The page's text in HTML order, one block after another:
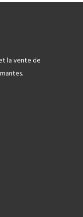
la vente de